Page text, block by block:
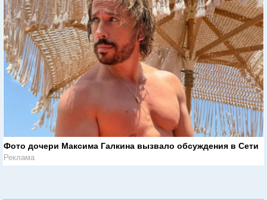
Фото дочери Максима Галкина вызвало обсуждения в Сети
Реклама